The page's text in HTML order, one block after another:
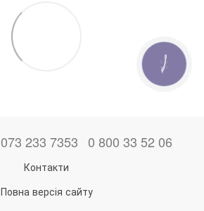
073 233 7353 0 800 33 52 06
Контакти
Повна версія сайту
КНОПКА
ЗВ'ЯЗКУ